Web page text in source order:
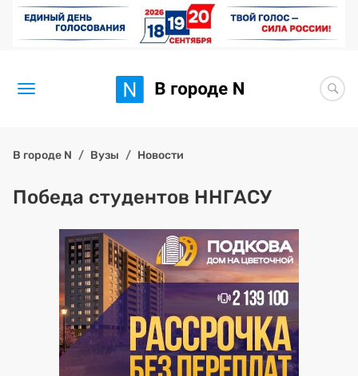
Новости
Статьи
BORЩ
Искусство исцелять
Премия 2026 (текущая)
Премия 2025
В городе N Вузы Новости
Победа студентов ННГАСУ